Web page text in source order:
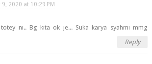
9, 2020 at 10:29 PM
ni.. Bg kita ok je... Suka karya syahmi mmg
Reply